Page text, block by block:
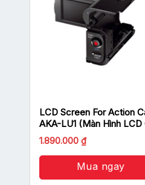
LCD Screen For Action
AKA-LU1 (Màn Hình LCD
Action Cam)
1.890.000₫
Mua ngay